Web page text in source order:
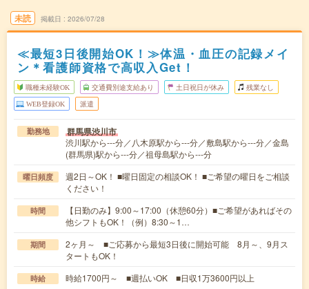
未読 掲載日 2026/07/28
≪最短3日後開始OK！≫体温・血圧の記録メイ
ン＊看護師資格で高収入Get！
職種未経験OK 交通費別途支給あり 土日祝日が休み 残業なし
WEB登録OK 派遣
勤務地 群馬県渋川市
渋川駅から---分／八木原駅から---分／敷島駅から---分／金島
(群馬県)駅から---分／祖母島駅から---分
曜日頻度
週2日～OK！ ■曜日固定の相談OK！ ■ご希望の曜日をご相談
ください！
時間
【日勤のみ】9:00～17:00（休憩60分）■ご希望があればその
他シフトもOK！（例）8:30～1…
期間
2ヶ月～ ■ご応募から最短3日後に開始可能 8月～、9月ス
タートもOK！
時給 時給1700円～ ■週払いOK ■日収1万3600円以上